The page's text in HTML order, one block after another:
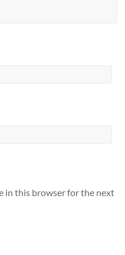
in this browser for the next